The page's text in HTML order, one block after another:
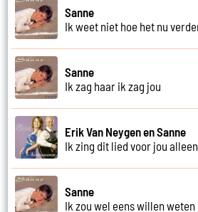
Sanne
Ik weet niet hoe het nu
Sanne
Ik zag haar ik zag jou
Erik Van Neygen en Sanne
Ik zing dit lied voor jou alleen
Sanne
Ik zou wel eens willen weten